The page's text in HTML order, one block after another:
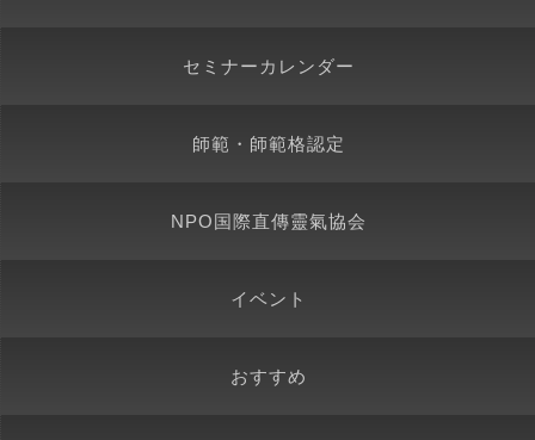
セミナーカレンダー
師範・師範格認定
NPO国際直傳靈氣協会
イベント
おすすめ